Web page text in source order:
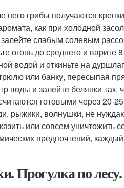
него грибы получаются
как при холодной
слабым солевым
огонь до среднего и
водой и откиньте на
или банку, пересыпая
воды и залейте белянки
готовыми через 20-
рыжики, волнушки, не
или совсем уничтожить
предпочтений, каждый
Прогулка по